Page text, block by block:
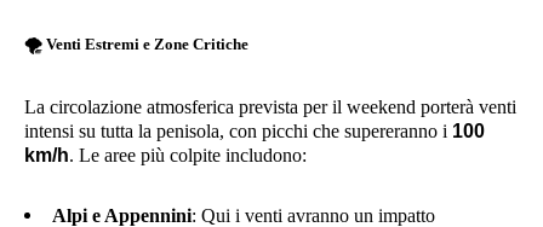
🌪️ Venti Estremi e Zone Critiche
La circolazione atmosferica prevista per il weekend porterà venti
intensi su tutta la penisola, con picchi che supereranno i 100
km/h. Le aree più colpite includono:
Alpi e Appennini: Qui i venti avranno un impatto